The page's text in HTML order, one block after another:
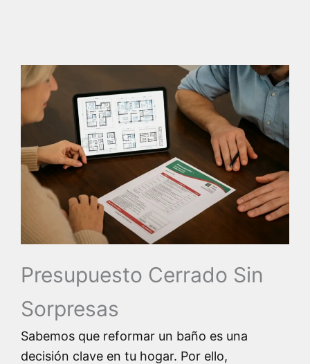
Presupuesto Cerrado Sin
Sorpresas
Sabemos que reformar un baño es una
decisión clave en tu hogar. Por ello,